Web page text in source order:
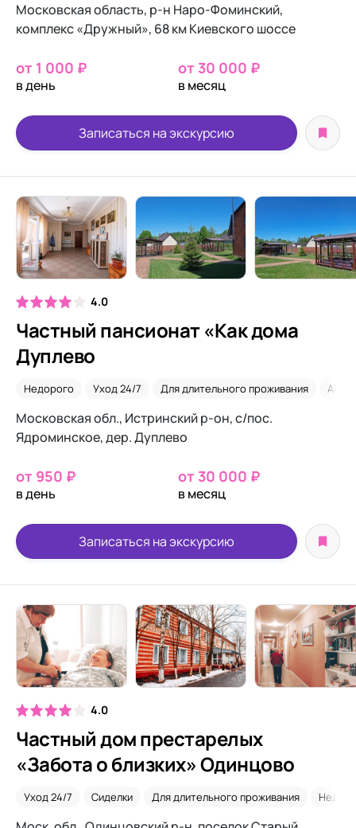
Московская область, р-н Наро-Фоминский,
комплекс «Дружный», 68 км Киевского шоссе
от 1 000 ₽
в день
от 30 000 ₽
в месяц
Записаться на экскурсию
4.0
Частный пансионат «Как дома
Дуплево
Недорого Уход 24/7 Для длительного проживания
Московская обл., Истринский р-он, с/пос.
Ядроминское, дер. Дуплево
от 950 ₽
в день
от 30 000 ₽
в месяц
Записаться на экскурсию
4.0
Частный дом престарелых
«Забота о близких» Одинцово
Уход 24/7 Сиделки Для длительного проживания